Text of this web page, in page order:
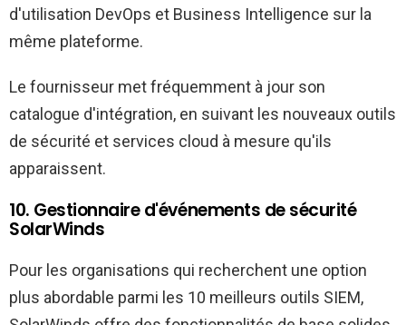
d'utilisation DevOps et Business Intelligence sur la
même plateforme.
Le fournisseur met fréquemment à jour son
catalogue d'intégration, en suivant les nouveaux outils
de sécurité et services cloud à mesure qu'ils
apparaissent.
10. Gestionnaire d'événements de sécurité
SolarWinds
Pour les organisations qui recherchent une option
plus abordable parmi les 10 meilleurs outils SIEM,